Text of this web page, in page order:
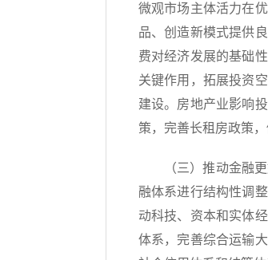
微观市场主体活力在
品、创造新模式提供
费对经济发展的基础
关键作用，拓展投资
建设。房地产业影响
策，完善长租房政策
（三）推动金融
融体系进行结构性调
动科技、资本和实体
体系，完善综合运输